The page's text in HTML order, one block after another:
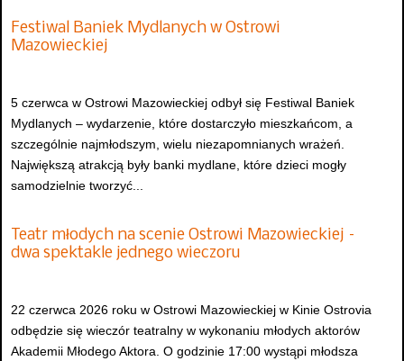
Festiwal Baniek Mydlanych w Ostrowi
Mazowieckiej
5 czerwca w Ostrowi Mazowieckiej odbył się Festiwal Baniek
Mydlanych – wydarzenie, które dostarczyło mieszkańcom, a
szczególnie najmłodszym, wielu niezapomnianych wrażeń.
Największą atrakcją były banki mydlane, które dzieci mogły
samodzielnie tworzyć...
Teatr młodych na scenie Ostrowi Mazowieckiej –
dwa spektakle jednego wieczoru
22 czerwca 2026 roku w Ostrowi Mazowieckiej w Kinie Ostrovia
odbędzie się wieczór teatralny w wykonaniu młodych aktorów
Akademii Młodego Aktora. O godzinie 17:00 wystąpi młodsza